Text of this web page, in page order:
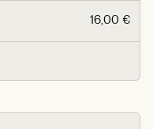
16,00 €